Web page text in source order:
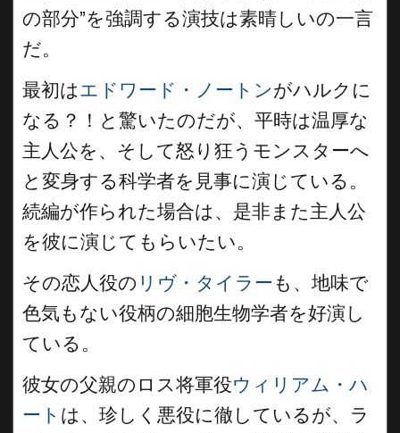
の部分”を強調する演技は素晴しいの一言
だ。
最初はエドワード・ノートンがハルクに
なる？！と驚いたのだが、平時は温厚な
主人公を、そして怒り狂うモンスターへ
と変身する科学者を見事に演じている。
続編が作られた場合は、是非また主人公
を彼に演じてもらいたい。
その恋人役の リヴ・タイラー も、地味で
色気もない役柄の細胞生物学者を好演し
ている。
彼女の父親のロス将軍役ウィリアム・ハ
ート は、珍しく悪役に徹しているが、ラ